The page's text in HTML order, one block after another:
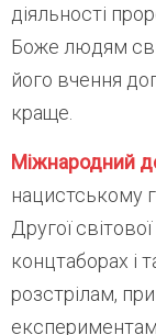
діяльності
Боже людям
його вчення
краще.
Міжнародний
нацистському
Другої
концтаборах і
розстрілам,
експериментам.